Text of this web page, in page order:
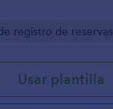
registro de reservas
Usar plantilla